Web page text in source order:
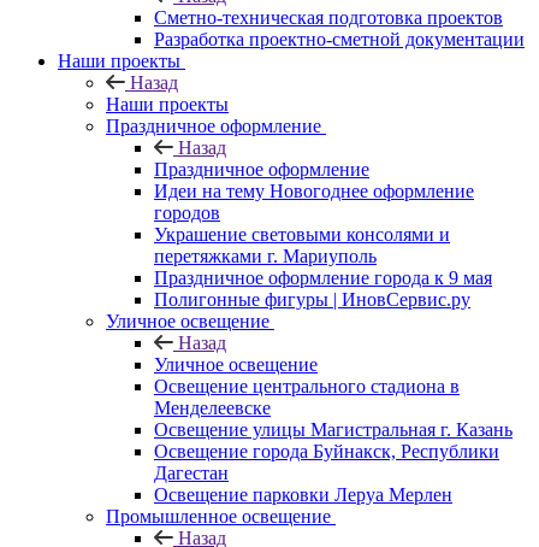
Сметно-техническая подготовка проектов
Разработка проектно-сметной документации
Наши проекты
Назад
Наши проекты
Праздничное оформление
Назад
Праздничное оформление
Идеи на тему Новогоднее оформление
городов
Украшение световыми консолями и
перетяжками г. Мариуполь
Праздничное оформление города к 9 мая
Полигонные фигуры | ИновСервис.ру
Уличное освещение
Назад
Уличное освещение
Освещение центрального стадиона в
Менделеевске
Освещение улицы Магистральная г. Казань
Освещение города Буйнакск, Республики
Дагестан
Освещение парковки Леруа Мерлен
Промышленное освещение
Назад